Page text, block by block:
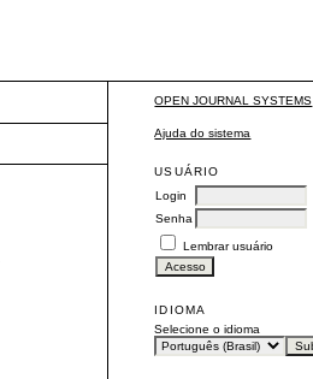
OPEN JOURNAL SYSTEMS
Ajuda do sistema
USUÁRIO
Login
Senha
Lembrar usuário
IDIOMA
Selecione o idioma